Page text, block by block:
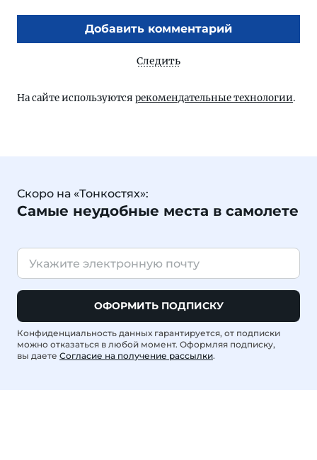
Добавить комментарий
Следить
На сайте используются рекомендательные технологии.
Скоро на «Тонкостях»:
Самые неудобные места в самолете
ОФОРМИТЬ ПОДПИСКУ
Конфиденциальность данных гарантируется, от подписки
можно отказаться в любой момент. Оформляя подписку,
вы даете Согласие на получение рассылки.